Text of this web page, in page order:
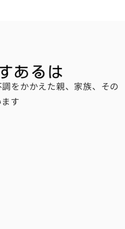
をかかえた親、家族、その
す